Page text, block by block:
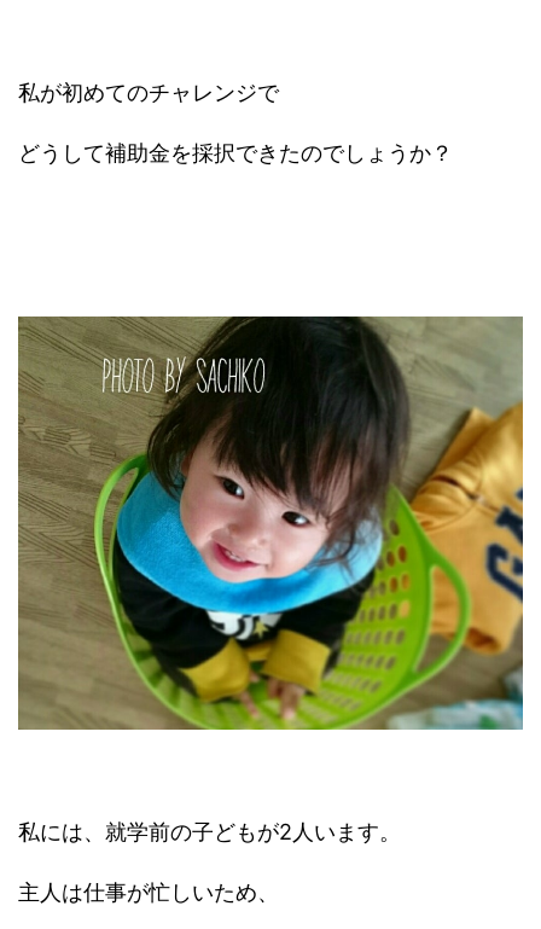
私が初めてのチャレンジで
どうして補助金を採択できたのでしょうか？
私には、就学前の子どもが2人います。
主人は仕事が忙しいため、